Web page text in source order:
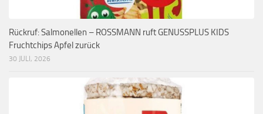
Rückruf: Salmonellen – ROSSMANN ruft GENUSSPLUS KIDS
Fruchtchips Apfel zurück
30 JULI, 2026